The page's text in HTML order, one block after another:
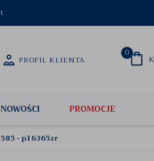
0
PROFIL KLIENTA
NOWOŚCI PROMOCJE
- p16365zr